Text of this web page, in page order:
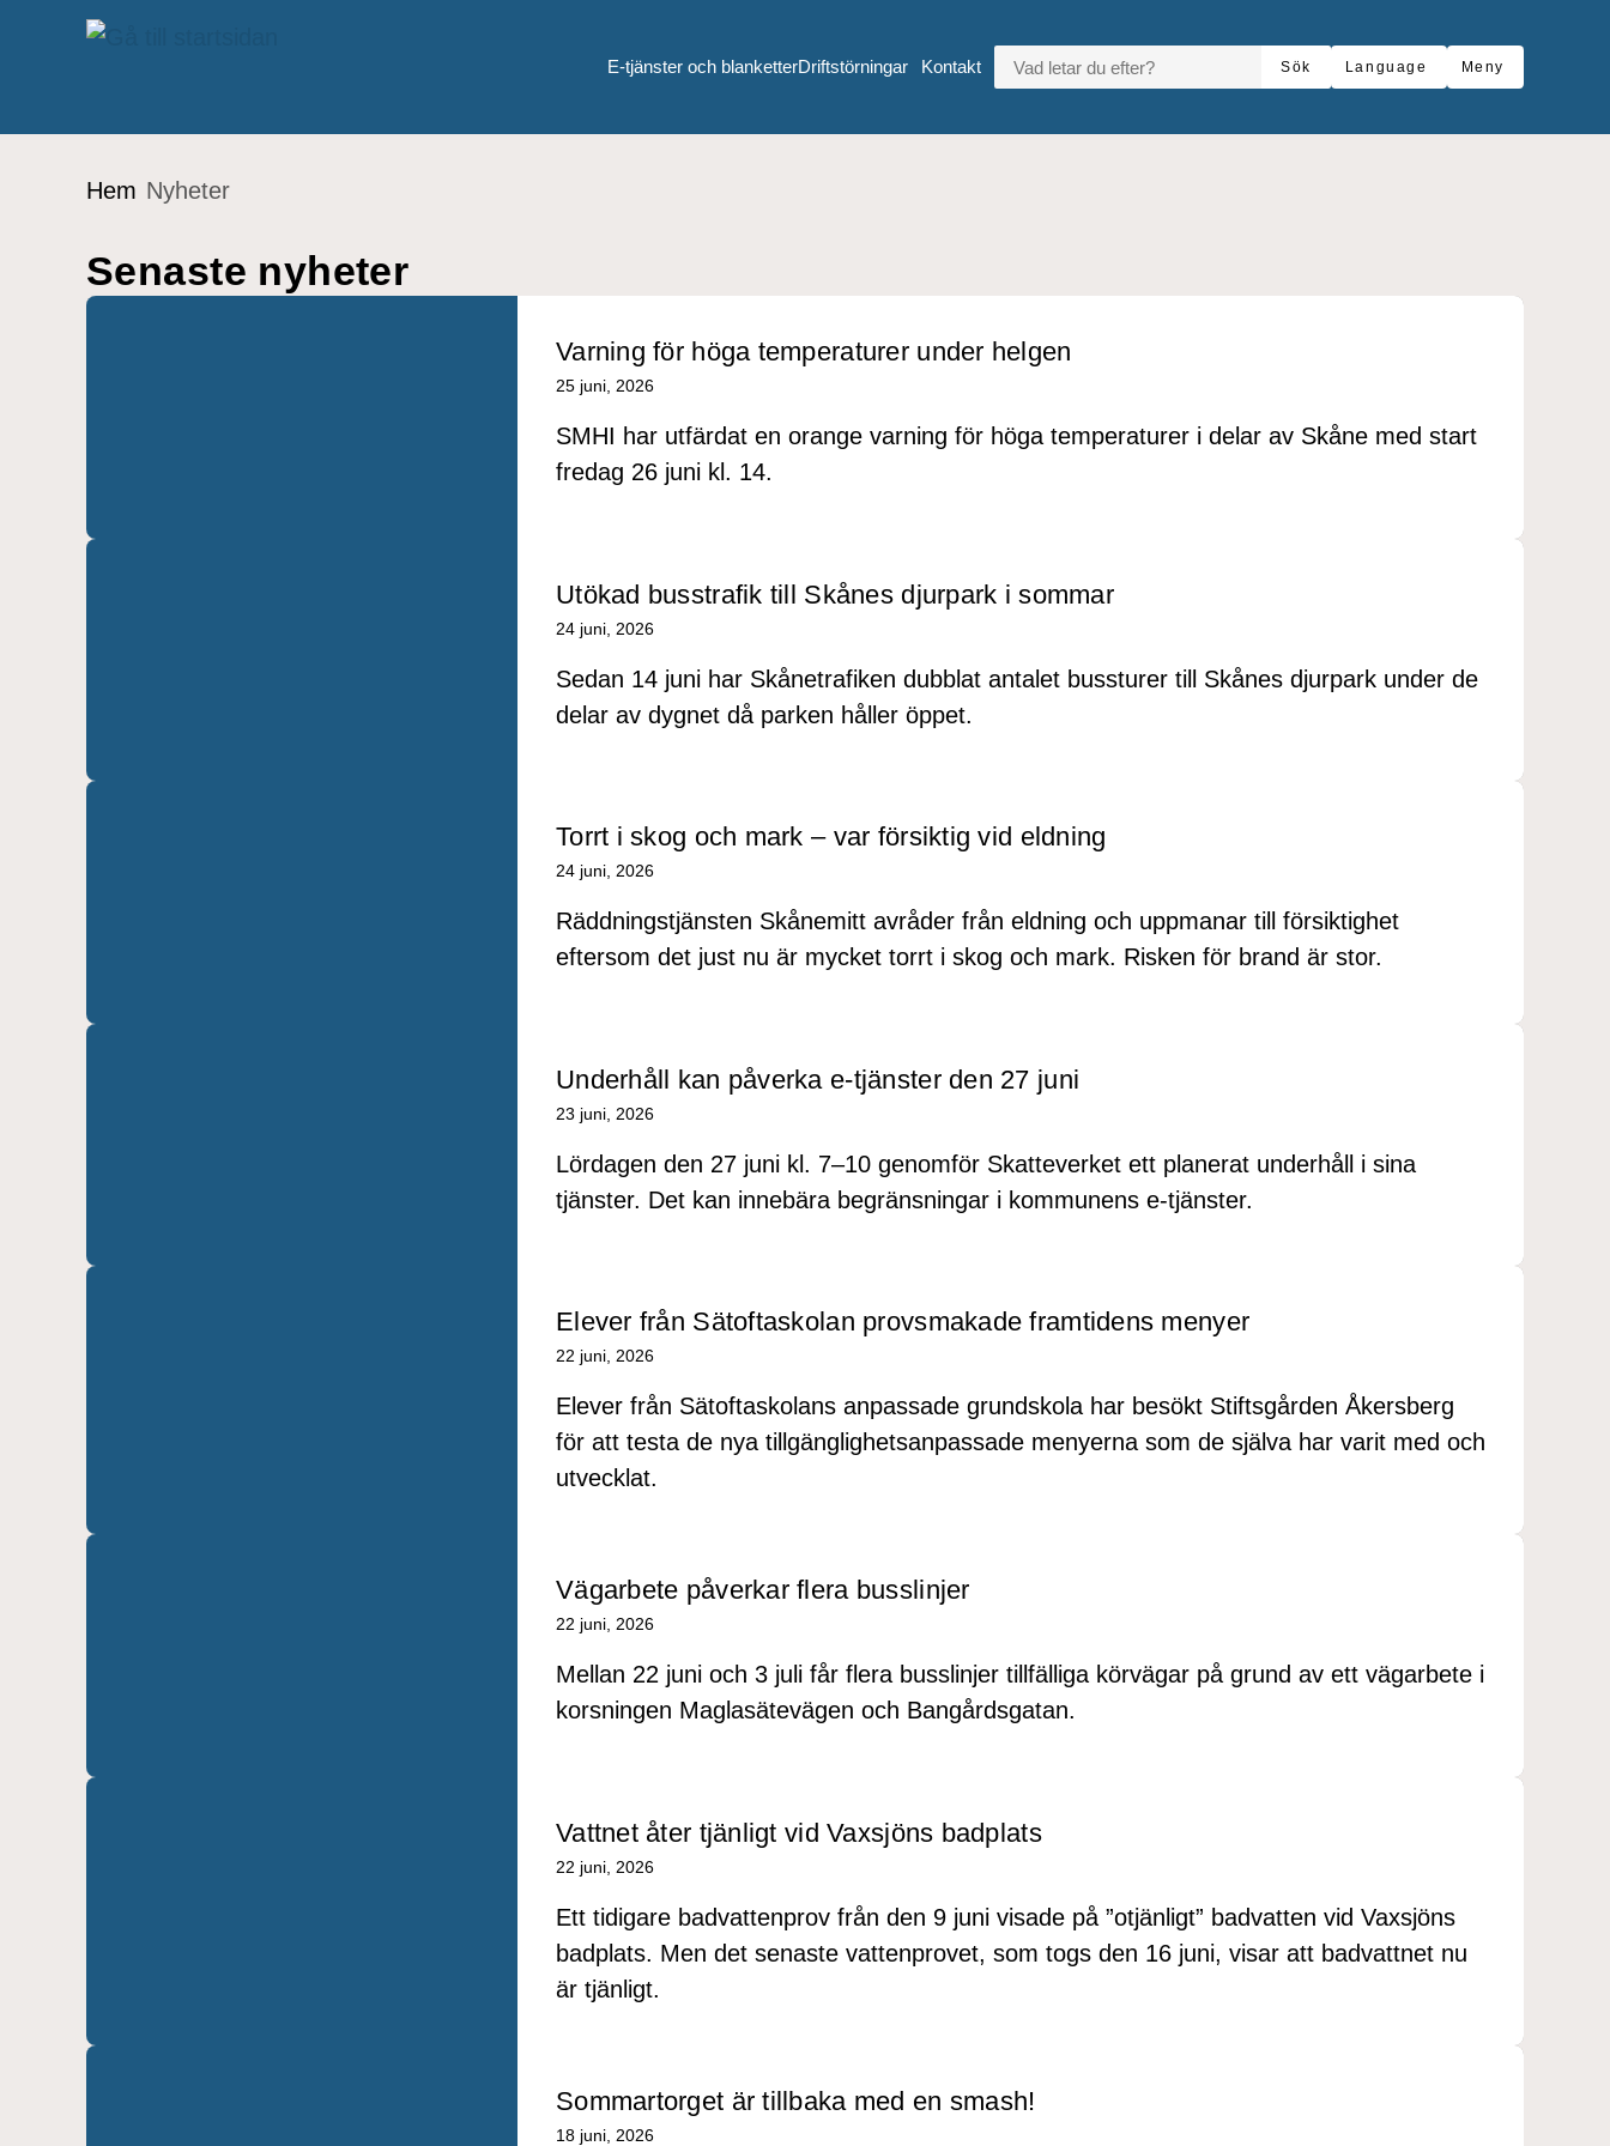
Gå till innehåll
E-tjänster och blanketterDriftstörningar Kontakt
VAD LETAR DU EFTER?
Sök
Language Meny
Du är här:
Hem Nyheter
Senaste nyheter
Matchande inlägg
Varning för höga temperaturer under helgen
25 juni, 2026
SMHI har utfärdat en orange varning för höga temperaturer i delar av Skåne med start
fredag 26 juni kl. 14.
Utökad busstrafik till Skånes djurpark i sommar
24 juni, 2026
Sedan 14 juni har Skånetrafiken dubblat antalet bussturer till Skånes djurpark under de
delar av dygnet då parken håller öppet.
Torrt i skog och mark – var försiktig vid eldning
24 juni, 2026
Räddningstjänsten Skånemitt avråder från eldning och uppmanar till försiktighet
eftersom det just nu är mycket torrt i skog och mark. Risken för brand är stor.
Underhåll kan påverka e-tjänster den 27 juni
23 juni, 2026
Lördagen den 27 juni kl. 7–10 genomför Skatteverket ett planerat underhåll i sina
tjänster. Det kan innebära begränsningar i kommunens e‑tjänster.
Elever från Sätoftaskolan provsmakade framtidens menyer
22 juni, 2026
Elever från Sätoftaskolans anpassade grundskola har besökt Stiftsgården Åkersberg
för att testa de nya tillgänglighetsanpassade menyerna som de själva har varit med och
utvecklat.
Vägarbete påverkar flera busslinjer
22 juni, 2026
Mellan 22 juni och 3 juli får flera busslinjer tillfälliga körvägar på grund av ett vägarbete i
korsningen Maglasätevägen och Bangårdsgatan.
Vattnet åter tjänligt vid Vaxsjöns badplats
22 juni, 2026
Ett tidigare badvattenprov från den 9 juni visade på ”otjänligt” badvatten vid Vaxsjöns
badplats. Men det senaste vattenprovet, som togs den 16 juni, visar att badvattnet nu
är tjänligt.
Sommartorget är tillbaka med en smash!
18 juni, 2026